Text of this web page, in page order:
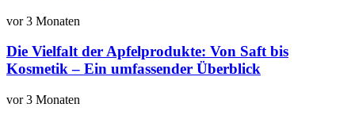
vor 3 Monaten
Die Vielfalt der Apfelprodukte: Von Saft bis
Kosmetik – Ein umfassender Überblick
vor 3 Monaten